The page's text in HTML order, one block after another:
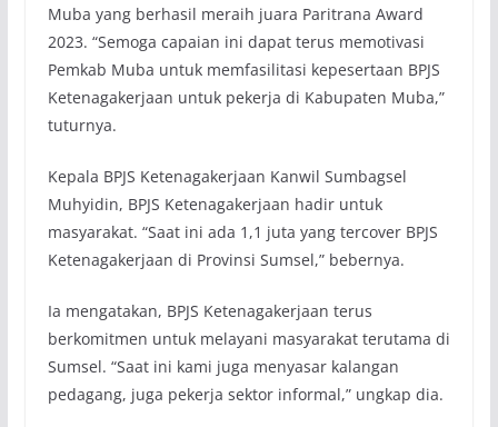
Muba yang berhasil meraih juara Paritrana Award
2023. “Semoga capaian ini dapat terus memotivasi
Pemkab Muba untuk memfasilitasi kepesertaan BPJS
Ketenagakerjaan untuk pekerja di Kabupaten Muba,”
tuturnya.
Kepala BPJS Ketenagakerjaan Kanwil Sumbagsel
Muhyidin, BPJS Ketenagakerjaan hadir untuk
masyarakat. “Saat ini ada 1,1 juta yang tercover BPJS
Ketenagakerjaan di Provinsi Sumsel,” bebernya.
Ia mengatakan, BPJS Ketenagakerjaan terus
berkomitmen untuk melayani masyarakat terutama di
Sumsel. “Saat ini kami juga menyasar kalangan
pedagang, juga pekerja sektor informal,” ungkap dia.